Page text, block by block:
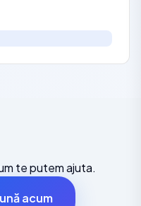
te putem ajuta.
acum